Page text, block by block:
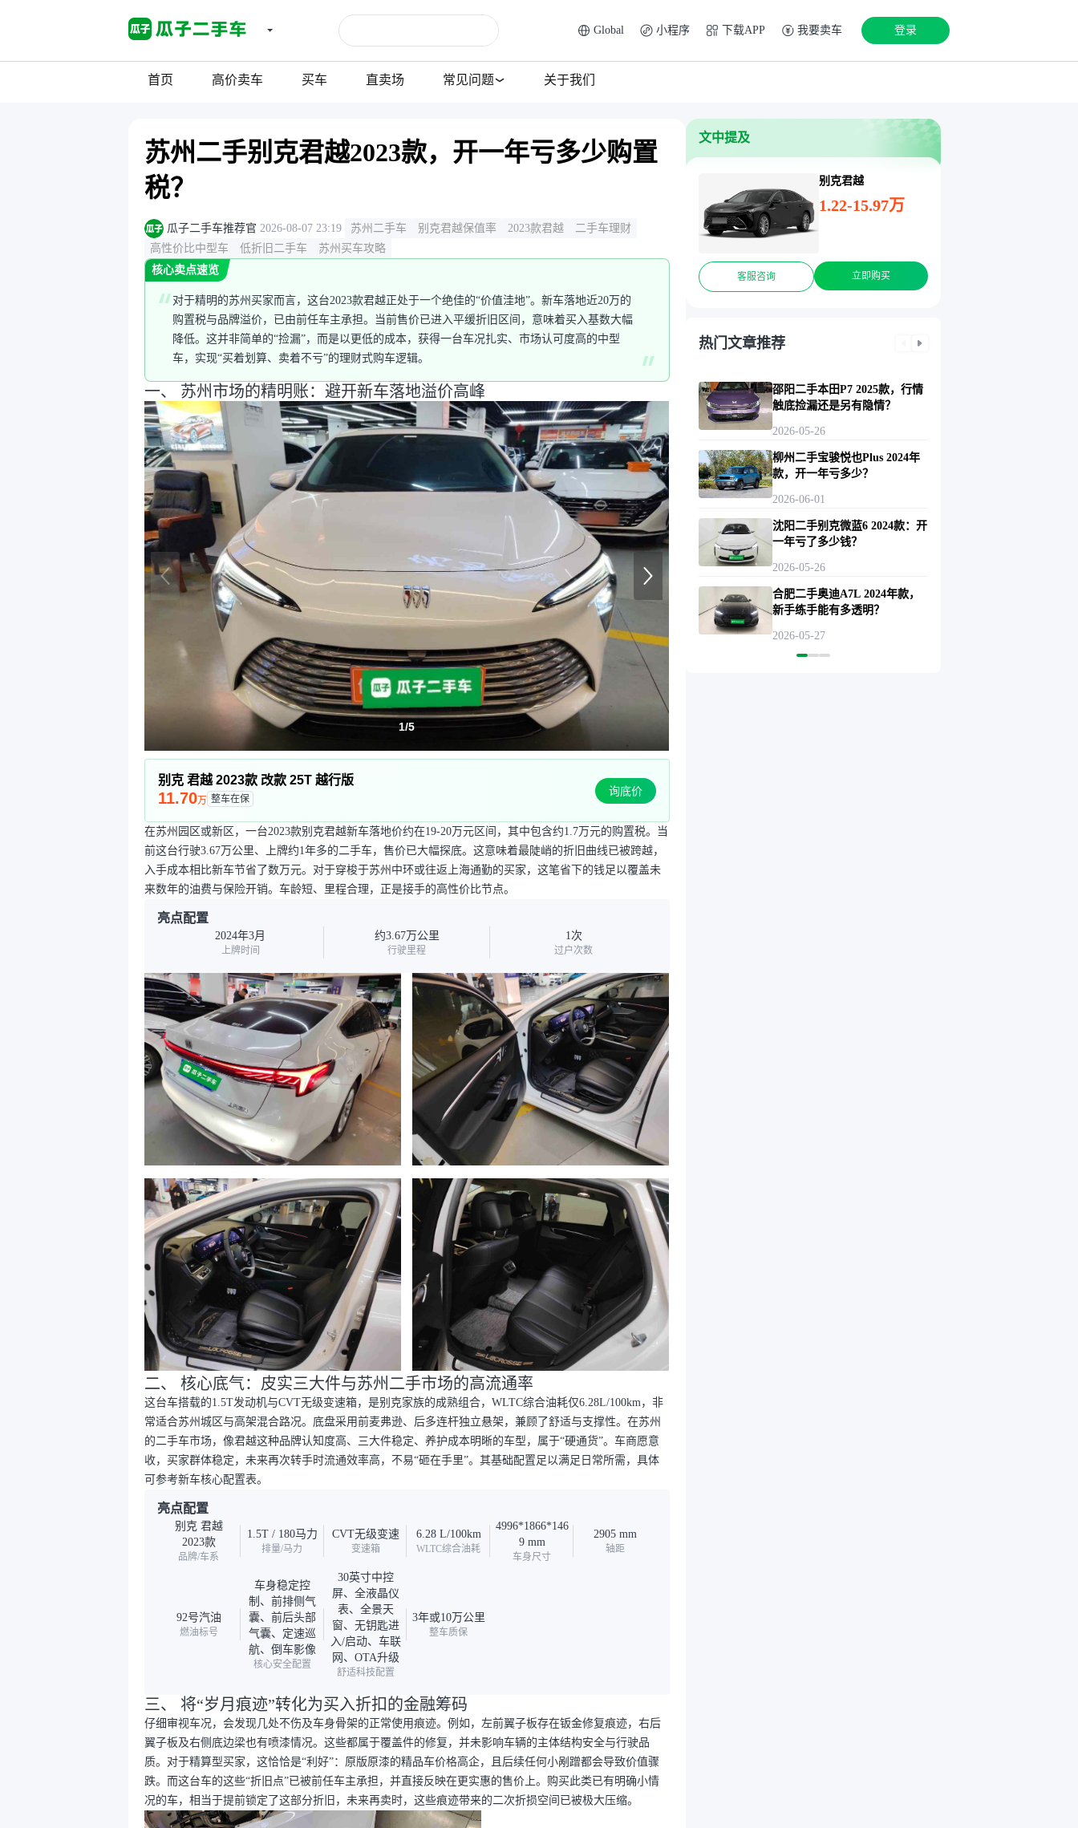
Global 小程序 下载APP 我要卖车 登录
首页 高价卖车 买车 直卖场 常见问题 关于我们
苏州二手别克君越2023款，开一年亏多少购置
税？
瓜子二手车推荐官 2026-08-07 23:19 苏州二手车 别克君越保值率 2023款君越
二手车理财
高性价比中型车
低折旧二手车
苏州买车攻略
核心卖点速览
对于精明的苏州买家而言，这台2023款君越正处于一个绝佳的“价值洼地”。新车落地近20万的
购置税与品牌溢价，已由前任车主承担。当前售价已进入平缓折旧区间，意味着买入基数大幅
降低。这并非简单的“捡漏”，而是以更低的成本，获得一台车况扎实、市场认可度高的中型
车，实现“买着划算、卖着不亏”的理财式购车逻辑。
一、 苏州市场的精明账：避开新车落地溢价高峰
1/5
别克 君越 2023款 改款 25T 越行版
11.70万 整车在保
询底价
在苏州园区或新区，一台2023款别克君越新车落地价约在19-20万元区间，其中包含约1.7万元的购置税。当
前这台行驶3.67万公里、上牌约1年多的二手车，售价已大幅探底。这意味着最陡峭的折旧曲线已被跨越，
入手成本相比新车节省了数万元。对于穿梭于苏州中环或往返上海通勤的买家，这笔省下的钱足以覆盖未
来数年的油费与保险开销。车龄短、里程合理，正是接手的高性价比节点。
亮点配置
2024年3月
上牌时间
约3.67万公里
行驶里程
1次
过户次数
二、 核心底气：皮实三大件与苏州二手市场的高流通率
这台车搭载的1.5T发动机与CVT无级变速箱，是别克家族的成熟组合，WLTC综合油耗仅6.28L/100km，非
常适合苏州城区与高架混合路况。底盘采用前麦弗逊、后多连杆独立悬架，兼顾了舒适与支撑性。在苏州
的二手车市场，像君越这种品牌认知度高、三大件稳定、养护成本明晰的车型，属于“硬通货”。车商愿意
收，买家群体稳定，未来再次转手时流通效率高，不易“砸在手里”。其基础配置足以满足日常所需，具体
可参考新车核心配置表。
亮点配置
别克 君越
2023款
品牌/车系
1.5T / 180马力
排量/马力
CVT无级变速
变速箱
6.28 L/100km
WLTC综合油耗
4996*1866*146
9 mm
车身尺寸
2905 mm
轴距
92号汽油
燃油标号
车身稳定控
制、前排侧气
囊、前后头部
气囊、定速巡
航、倒车影像
核心安全配置
30英寸中控
屏、全液晶仪
表、全景天
窗、无钥匙进
入/启动、车联
网、OTA升级
舒适科技配置
3年或10万公里
整车质保
三、 将“岁月痕迹”转化为买入折扣的金融筹码
仔细审视车况，会发现几处不伤及车身骨架的正常使用痕迹。例如，左前翼子板存在钣金修复痕迹，右后
翼子板及右侧底边梁也有喷漆情况。这些都属于覆盖件的修复，并未影响车辆的主体结构安全与行驶品
质。对于精算型买家，这恰恰是“利好”：原版原漆的精品车价格高企，且后续任何小剐蹭都会导致价值骤
跌。而这台车的这些“折旧点”已被前任车主承担，并直接反映在更实惠的售价上。购买此类已有明确小情
况的车，相当于提前锁定了这部分折旧，未来再卖时，这些痕迹带来的二次折损空间已被极大压缩。
文中提及
别克君越
1.22-15.97万
客服咨询 立即购买
热门文章推荐
邵阳二手本田P7 2025款，行情
触底捡漏还是另有隐情？
2026-05-26
柳州二手宝骏悦也Plus 2024年
款，开一年亏多少？
2026-06-01
沈阳二手别克微蓝6 2024款：开
一年亏了多少钱？
2026-05-26
合肥二手奥迪A7L 2024年款，
新手练手能有多透明？
2026-05-27